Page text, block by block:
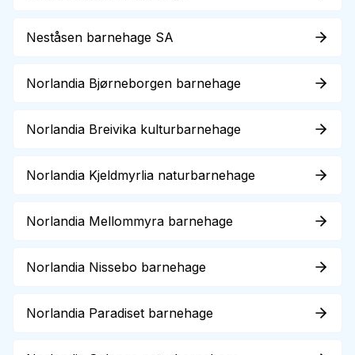
Neståsen barnehage SA
Norlandia Bjørneborgen barnehage
Norlandia Breivika kulturbarnehage
Norlandia Kjeldmyrlia naturbarnehage
Norlandia Mellommyra barnehage
Norlandia Nissebo barnehage
Norlandia Paradiset barnehage